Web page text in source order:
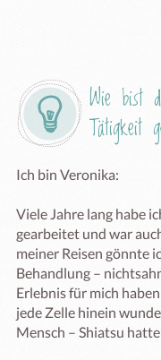
Wie bist
Tätigkeit
Ich bin Veronika:
Viele Jahre lang habe
gearbeitet und war
meiner Reisen gönnte
Behandlung –
Erlebnis für mich
jede Zelle hinein
Mensch – Shiatsu